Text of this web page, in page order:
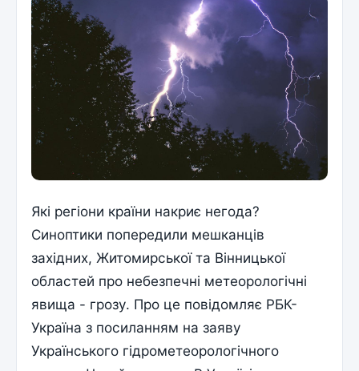
Які регіони країни накриє негода?
Синоптики попередили мешканців
західних, Житомирської та Вінницької
областей про небезпечні метеорологічні
явища - грозу. Про це повідомляє РБК-
Україна з посиланням на заяву
Українського гідрометеорологічного